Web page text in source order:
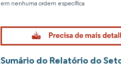
em nenhuma ordem específica
Sumário do Relatório do